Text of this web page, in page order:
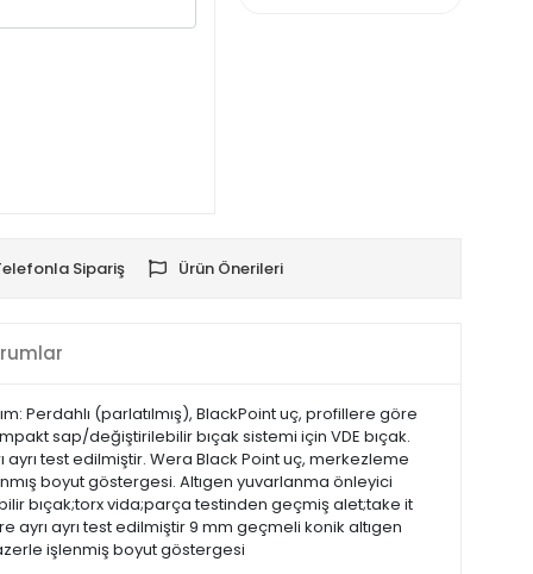
Sipariş Ürün Önerileri
Perdahlı (parlatılmış), BlackPoint uç, profillere göre
sap/değiştirilebilir bıçak sistemi için VDE bıçak.
ayrı test edilmiştir. Wera Black Point uç, merkezleme
boyut göstergesi. Altıgen yuvarlanma önleyici
bıçak;torx vida;parça testinden geçmiş alet;take it
ayrı ayrı test edilmiştir 9 mm geçmeli konik altıgen
işlenmiş boyut göstergesi